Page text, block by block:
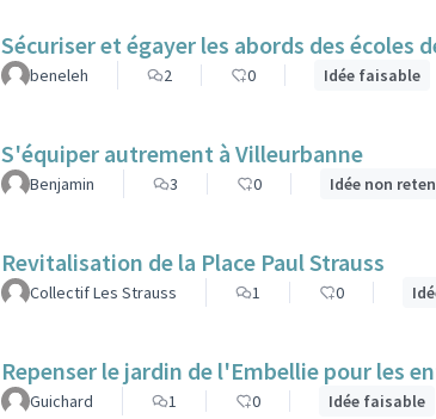
Sécuriser et égayer les abords des écoles
beneleh 2 0 Idée faisable
S'équiper autrement à Villeurbanne
Benjamin 3 0 Idée non
Revitalisation de la Place Paul Strauss
Collectif Les Strauss 1 0
Repenser le jardin de l'Embellie pour les
Guichard 1 0 Idée faisable